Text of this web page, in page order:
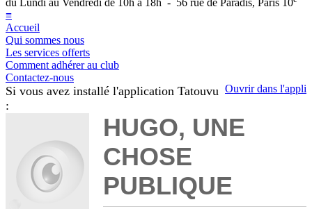
du Lundi au Vendredi de 10h à 18h - 56 rue de Paradis, Paris 10
≡
Accueil
Qui sommes nous
Les services offerts
Comment adhérer au club
Contactez-nous
Ouvrir dans l'appli
Si vous avez installé l'application Tatouvu
:
HUGO, UNE
CHOSE
PUBLIQUE